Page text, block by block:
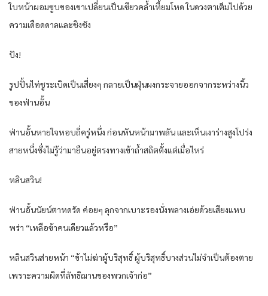
ใบหน้า​ผอม​ซูบ​ของ​เขา​เปลี่ยนเป็น​เขียว​คล้ำ​เหี้ยมโหด​ ใน​ดวงตา​เต็มไปด้วย​
ความ​เดือดดาล​และ​ชิงชัง
ปัง​!
รูปปั้น​ไท่​ชูระเบิด​เป็น​เสี่ยง​ๆ กลายเป็น​ฝุ่นผง​กระจาย​ออกจาก​ระหว่าง​นิ้ว​
ของ​ฟ่าน​อั้น​
ฟ่าน​อั้น​หายใจ​หอบ​ถี่ครู่หนึ่ง​ ก่อน​หันหน้า​มาพลัน​ และ​เห็น​เงาร่าง​สูงโปร่ง​
สาย​หนึ่ง​ซึ่งไม่รู้​ว่า​มายืน​อยู่​ตรง​ทาง​เข้าถ้ำ​สถิต​ตั้งแต่​เมื่อไหร่​
หลิน​สวิน​!
ฟ่าน​อั้น​นัยน์ตา​หด​รัด​ ค่อยๆ​ ลุก​จาก​เบาะ​รอง​นั่ง​พลาง​เอ่ย​ด้วย​เสียงแหบ​
พร่า​ “เหลือ​ข้า​คนเดียว​แล้ว​หรือ​”
หลิน​สวิน​ส่ายหน้า​ “ข้า​ไม่ฆ่าผู้บริสุทธิ์​ ผู้บริสุทธิ์​บางส่วน​ไม่จำเป็นต้อง​ตาย​
เพราะ​ความ​ผิดที่​ลัทธิ​ฌาน​ของ​พวก​เจ้าก่อ​”